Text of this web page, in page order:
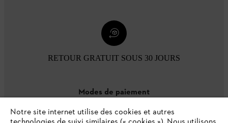
RETOUR GRATUIT SOUS 30 JOURS
Modes de paiement
Notre site internet utilise des cookies et autres